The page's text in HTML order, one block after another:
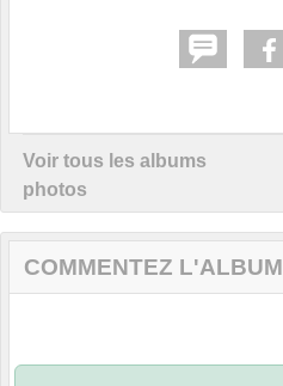
Voir tous les albums
photos
COMMENTEZ L'ALBUM